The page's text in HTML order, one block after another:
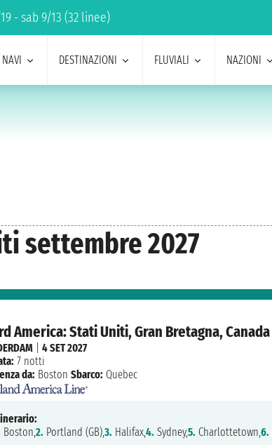
- sab 9/13 (32 linee)
NAVI DESTINAZIONI FLUVIALI NAZIONI
settembre 2027
America: Stati Uniti, Gran Bretagna, Canada
|4 SET 2027
7 notti
da: Boston Sbarco: Quebec
Boston,2. Portland (GB),3. Halifax,4. Sydney,5. Charlottetown,6.